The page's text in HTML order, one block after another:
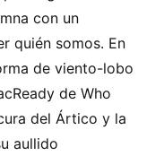
con un
quién somos. En
de viento-lobo
de Who
del Ártico y la
aullido